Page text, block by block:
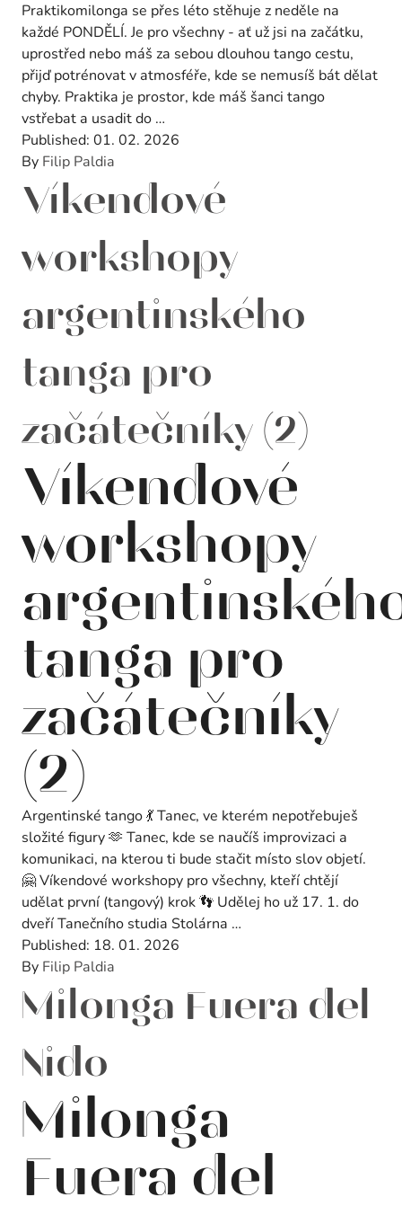
Praktikomilonga se přes léto stěhuje z neděle na
každé PONDĚLÍ. Je pro všechny - ať už jsi na začátku,
uprostřed nebo máš za sebou dlouhou tango cestu,
přijď potrénovat v atmosféře, kde se nemusíš bát dělat
chyby. Praktika je prostor, kde máš šanci tango
vstřebat a usadit do …
Published:01. 02. 2026
By Filip Paldia
Víkendové
workshopy
argentinského
tanga pro
začátečníky (2)
Víkendové
workshopy
tanga pro
začátečníky
(2)
Argentinské tango 💃 Tanec, ve kterém nepotřebuješ
složité figury 🫶 Tanec, kde se naučíš improvizaci a
komunikaci, na kterou ti bude stačit místo slov objetí.
🤗 Víkendové workshopy pro všechny, kteří chtějí
udělat první (tangový) krok 👣 Udělej ho už 17. 1. do
dveří Tanečního studia Stolárna …
Published: 18. 01. 2026
By Filip Paldia
Milonga Fuera del
Nido
Milonga
Fuera del